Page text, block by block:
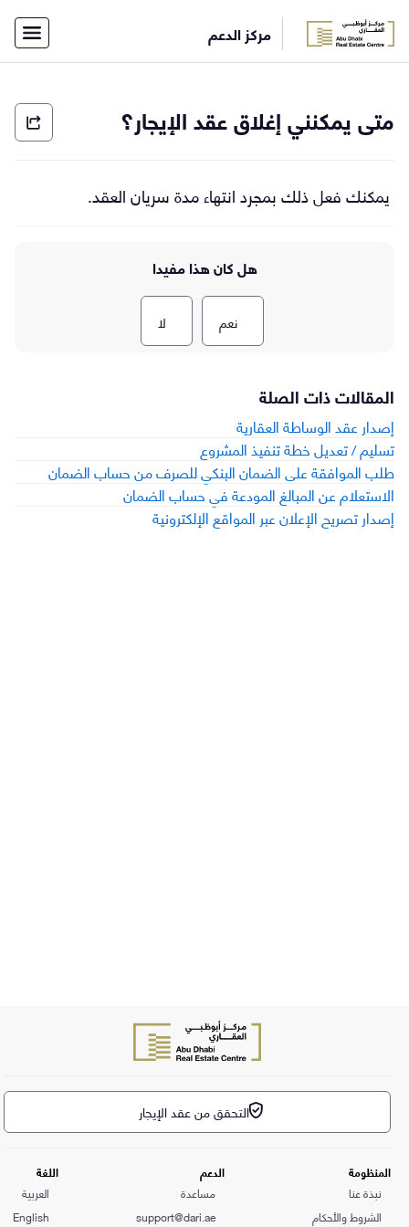
مركز الدعم ×
بفريق
الدعم
English
متى يمكنني إغلاق عقد الإيجار؟
يمكنك فعل ذلك بمجرد انتهاء مدة سريان العقد.
هل كان هذا مفيدا
نعم لا
المقالات ذات الصلة
إصدار عقد الوساطة العقارية
تسليم / تعديل خطة تنفيذ المشروع
طلب الموافقة على الضمان البنكي للصرف من حساب الضمان
الاستعلام عن المبالغ المودعة في حساب الضمان
إصدار تصريح الإعلان عبر المواقع الإلكترونية
المنظومة
نبذة عنا
الشروط والأحكام
الدعم
مساعدة
support@dari.ae
اللغة
العربية
English
التحقق من عقد الإيجار